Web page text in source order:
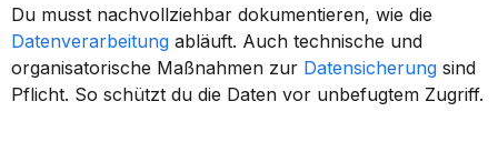
Datenverarbeitung abläuft. Auch technische und
organisatorische Maßnahmen zur Datensicherung sind
Pflicht. So schützt du die Daten vor unbefugtem Zugriff.